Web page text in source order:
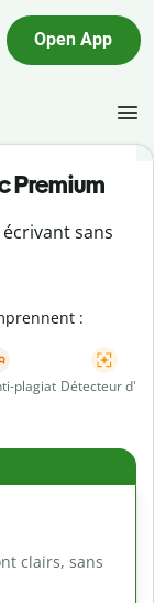
Open App
Premium
sans
:
plagiat Détecteur d'IA
clairs, sans